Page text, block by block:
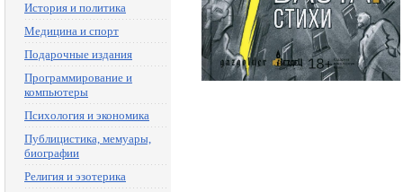
История и политика
Медицина и спорт
Подарочные издания
Программирование и
компьютеры
Психология и экономика
Публицистика, мемуары,
биографии
Религия и эзотерика